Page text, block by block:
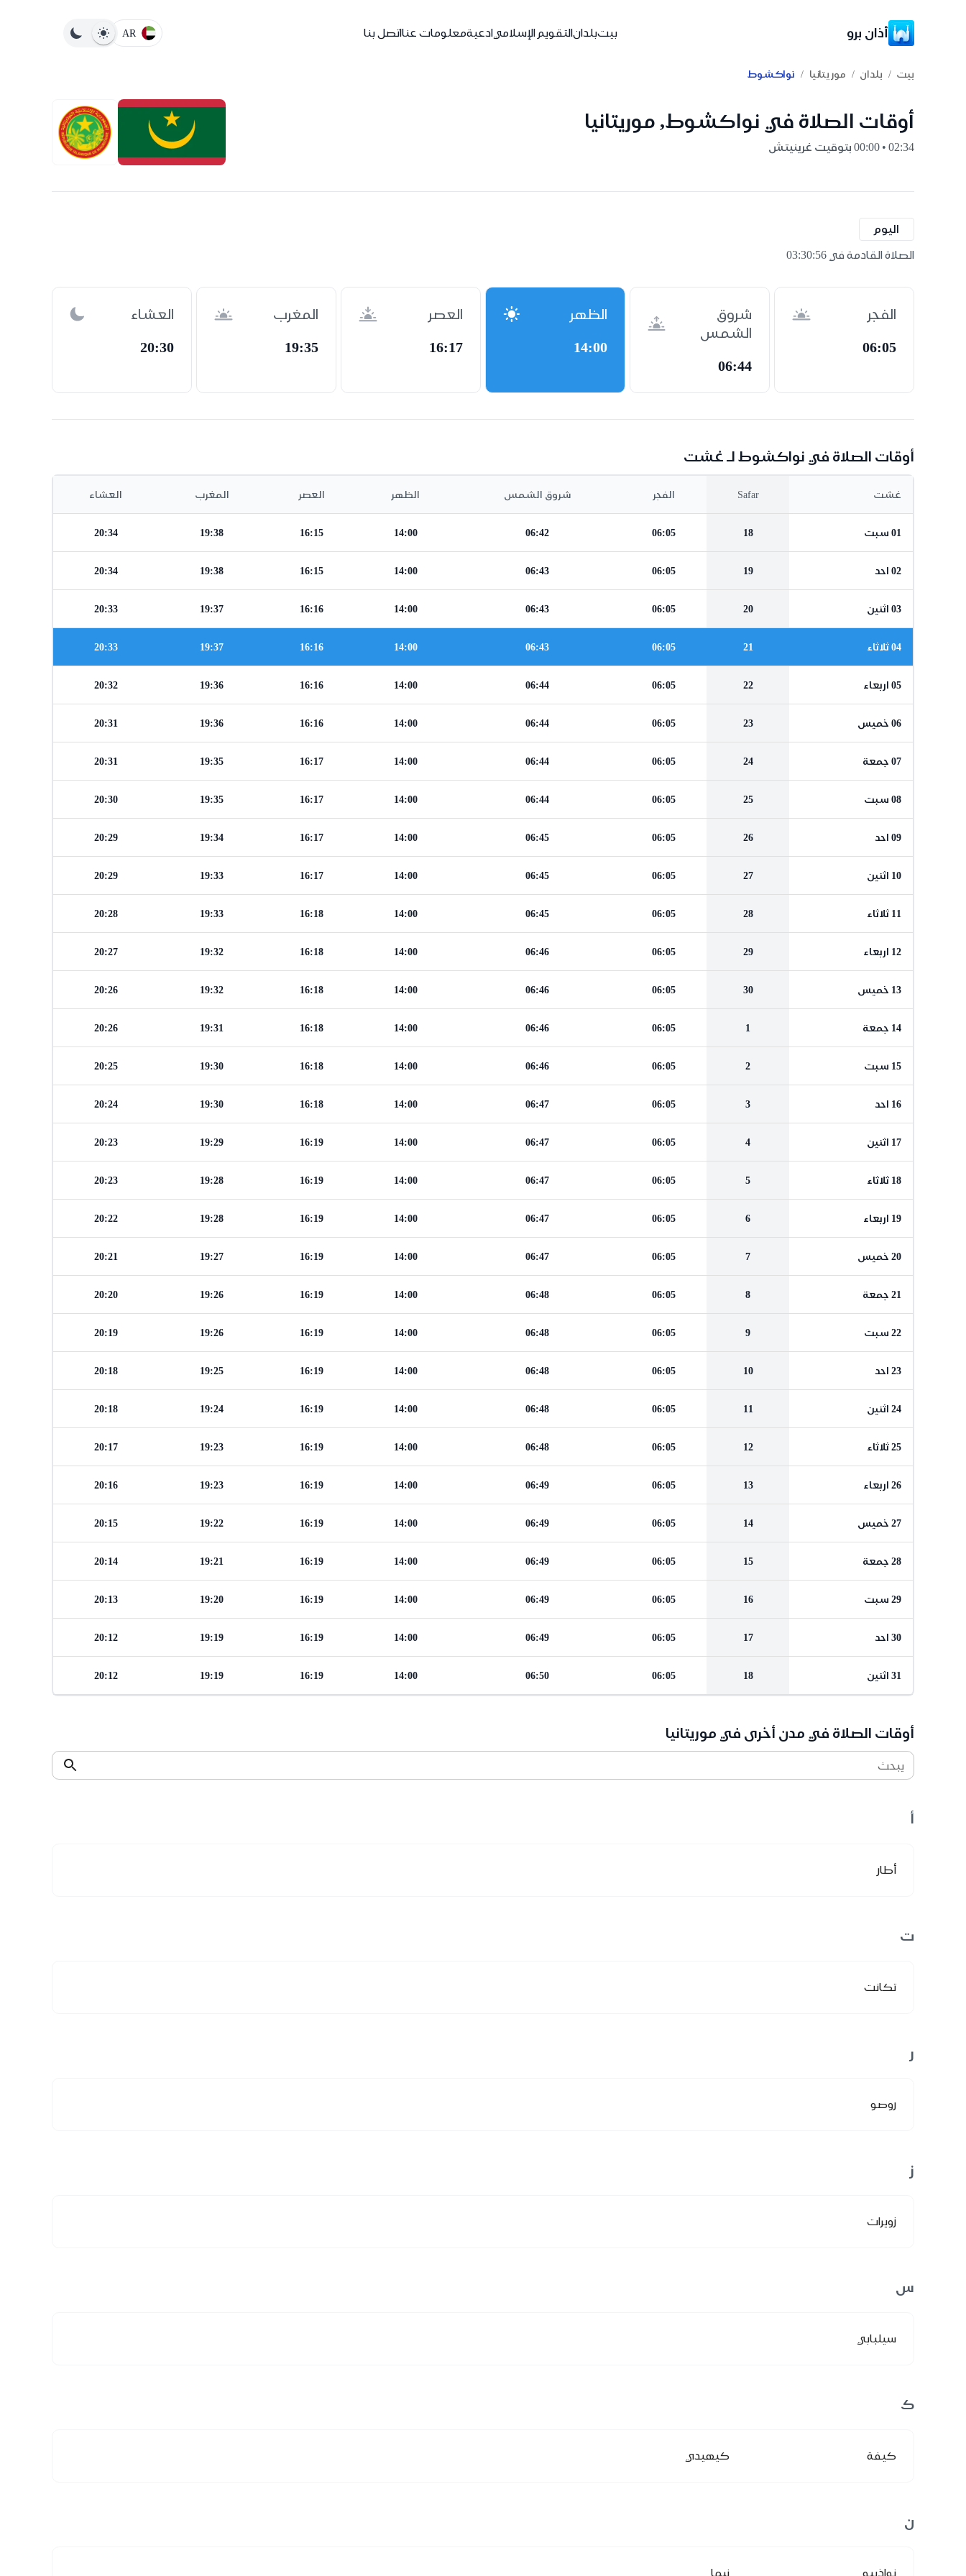
أذان برو بيتبلدانالتقويم الإسلاميادعيةمعلومات عنااتصل بنا AR
بيت / بلدان / موريتانيا / نواكشوط
أوقات الصلاة في نواكشوط, موريتانيا
02:34 • 00:00 بتوقيت غرينيتش
اليوم
الصلاة القادمة في 03:30:55
الفجر
06:05
شروق
الشمس
06:44
الظهر
14:00
العصر
16:17
المغرب
19:35
العشاء
20:30
أوقات الصلاة في نواكشوط لـ غشت
غشت Safar الفجر شروق الشمس الظهر العصر المغرب العشاء
01 سبت 18
06:05
06:42
14:00
16:15
19:38
20:34
02 احد 19
06:05
06:43
14:00
16:15
19:38
20:34
03 اثنين 20
06:05
06:43
14:00
16:16
19:37
20:33
04 ثلاثاء 21
06:05
06:43
14:00
16:16
19:37
20:33
05 اربعاء 22
06:05
06:44
14:00
16:16
19:36
20:32
06 خميس 23
06:05
06:44
14:00
16:16
19:36
20:31
07 جمعة 24
06:05
06:44
14:00
16:17
19:35
20:31
08 سبت 25
06:05
06:44
14:00
16:17
19:35
20:30
09 احد 26
06:05
06:45
14:00
16:17
19:34
20:29
10 اثنين 27
06:05
06:45
14:00
16:17
19:33
20:29
11 ثلاثاء 28
06:05
06:45
14:00
16:18
19:33
20:28
12 اربعاء 29
06:05
06:46
14:00
16:18
19:32
20:27
13 خميس 30
06:05
06:46
14:00
16:18
19:32
20:26
14 جمعة 1
06:05
06:46
14:00
16:18
19:31
20:26
15 سبت 2
06:05
06:46
14:00
16:18
19:30
20:25
16 احد 3
06:05
06:47
14:00
16:18
19:30
20:24
17 اثنين 4
06:05
06:47
14:00
16:19
19:29
20:23
18 ثلاثاء 5
06:05
06:47
14:00
16:19
19:28
20:23
19 اربعاء 6
06:05
06:47
14:00
16:19
19:28
20:22
20 خميس 7
06:05
06:47
14:00
16:19
19:27
20:21
21 جمعة 8
06:05
06:48
14:00
16:19
19:26
20:20
22 سبت 9
06:05
06:48
14:00
16:19
19:26
20:19
23 احد 10
06:05
06:48
14:00
16:19
19:25
20:18
24 اثنين 11
06:05
06:48
14:00
16:19
19:24
20:18
25 ثلاثاء 12
06:05
06:48
14:00
16:19
19:23
20:17
26 اربعاء 13
06:05
06:49
14:00
16:19
19:23
20:16
27 خميس 14
06:05
06:49
14:00
16:19
19:22
20:15
28 جمعة 15
06:05
06:49
14:00
16:19
19:21
20:14
29 سبت 16
06:05
06:49
14:00
16:19
19:20
20:13
30 احد 17
06:05
06:49
14:00
16:19
19:19
20:12
31 اثنين 18
06:05
06:50
14:00
16:19
19:19
20:12
أوقات الصلاة في مدن أخرى في موريتانيا
يبحث
أ
أطار
ت
تكانت
ر
روصو
ز
زويرات
س
سيلبابي
ك
كيفة كيهيدي
ن
نواذيبو نيما